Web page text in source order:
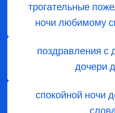
трогательные
ночи любимому
поздравления с
дочери
спокойной ночи